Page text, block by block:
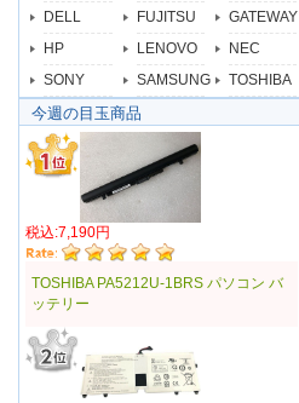
DELL
FUJITSU
GATEWAY
HP
LENOVO
NEC
SONY
SAMSUNG TOSHIBA
今週の目玉商品
税込:7,190円
TOSHIBA PA5212U-1BRS パソコン バ
ッテリー